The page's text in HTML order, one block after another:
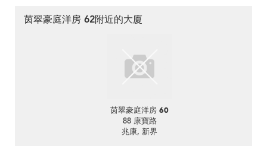
茵翠豪庭洋房 62附近的大廈
茵翠豪庭洋房 60
88 康寶路
兆康, 新界